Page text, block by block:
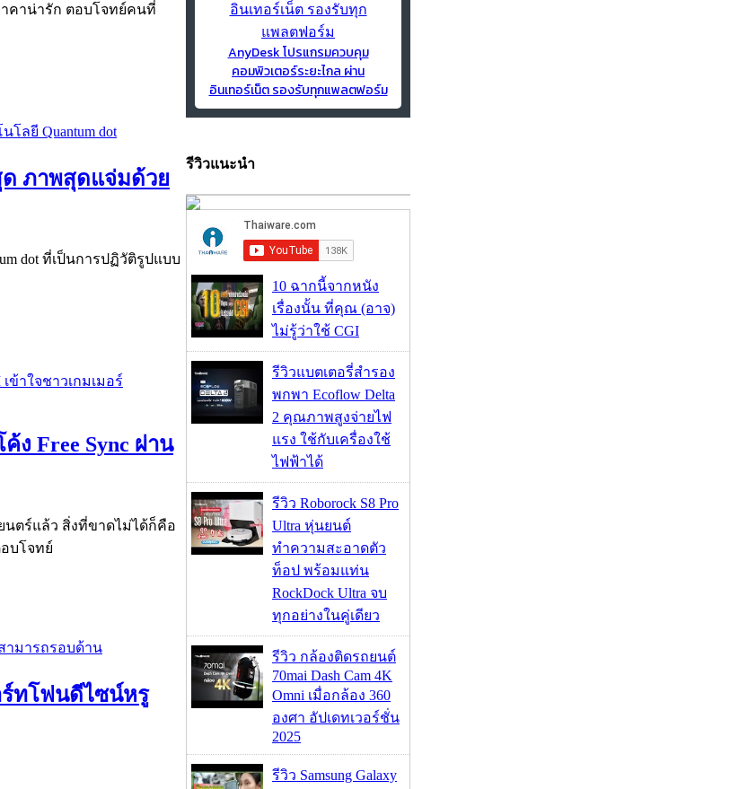
าคาน่ารัก ตอบโจทย์คนที่
ด ภาพสุดแจ่มด้วย
dot ที่เป็นการปฏิวัติรูปแบบ
ง Free Sync ผ่าน
นตร์แล้ว สิ่งที่ขาดไม่ได้ก็คือ
บโจทย์
ร์ทโฟนดีไซน์หรู
AnyDesk โปรแกรมควบคุม
คอมพิวเตอร์ระยะไกล ผ่าน
อินเทอร์เน็ต รองรับทุกแพลตฟอร์ม
รีวิวแนะนำ
10 ฉากนี้จากหนัง
เรื่องนั้น ที่คุณ (อาจ)
ไม่รู้ว่าใช้ CGI
รีวิวแบตเตอรี่สำรอง
พกพา Ecoflow Delta
2 คุณภาพสูงจ่ายไฟ
แรง ใช้กับเครื่องใช้
ไฟฟ้าได้
รีวิว Roborock S8 Pro
Ultra หุ่นยนต์
ทำความสะอาดตัว
ท็อป พร้อมแท่น
RockDock Ultra จบ
ทุกอย่างในคู่เดียว
รีวิว กล้องติดรถยนต์
70mai Dash Cam 4K
Omni เมื่อกล้อง 360
องศา อัปเดทเวอร์ชั่น
2025
รีวิว Samsung Galaxy